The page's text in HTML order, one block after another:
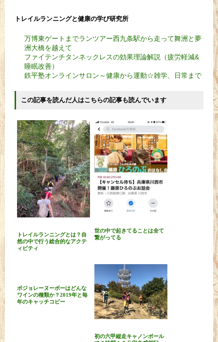
トレイルランニングと健康の学び研究所
万博東ゲートまでランツアー西九条駅から走って舞洲と夢
洲大橋を越えて
ファイテンチタンネックレスの効果理論解説（疲労軽減&
睡眠改善）
鉄平塾オンラインサロン～健康から運動☆雑学、日常まで
この記事を読んだ人はこちらの記事も読んでいます
トレイルランニングとは？自
然の中で行う総合的なアクテ
ィビティ
世の中で起きてることは全て
繋がってる
ボジョレーヌーボーはどんな
ワインの種類か？2019年と毎
年のキャッチコピー
初の六甲縦走キャノンボール